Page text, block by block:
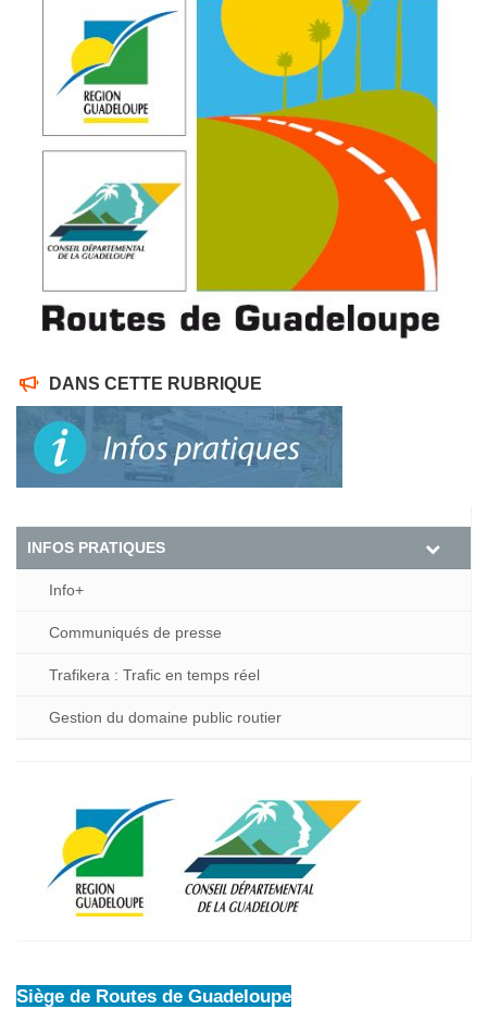
DANS CETTE RUBRIQUE
INFOS PRATIQUES
Info+
Communiqués de presse
Trafikera : Trafic en temps réel
Gestion du domaine public routier
Siège de Routes de Guadeloupe